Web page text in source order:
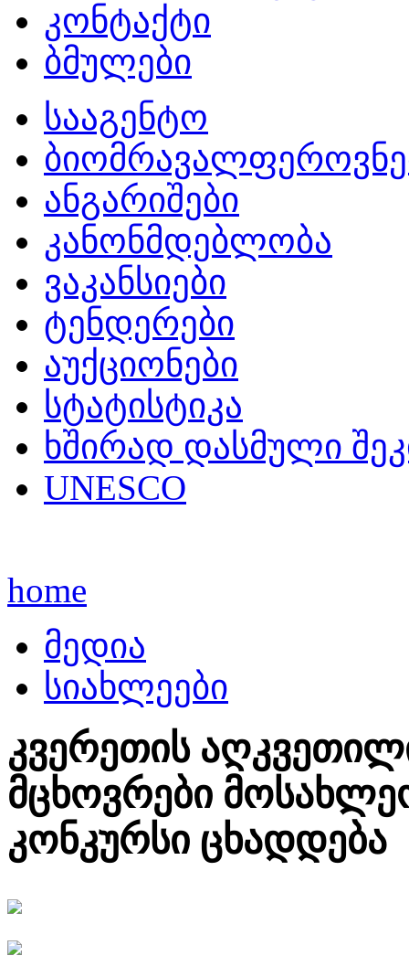
კონტაქტი
ბმულები
სააგენტო
ანგარიშები
კანონმდებლობა
ვაკანსიები
ტენდერები
აუქციონები
სტატისტიკა
ხშირად დასმული
UNESCO
home
მედია
სიახლეები
კვერეთის
მცხოვრები
კონკურსი ცხადდება